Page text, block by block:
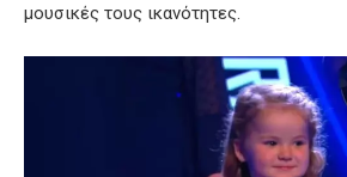
μουσικές τους ικανότητες.